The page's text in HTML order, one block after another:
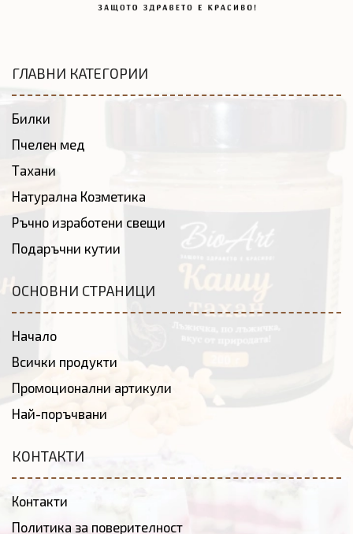
ГЛАВНИ КАТЕГОРИИ
Билки
Пчелен мед
Тахани
Натурална Козметика
Ръчно изработени свещи
Подаръчни кутии
ОСНОВНИ СТРАНИЦИ
Начало
Всички продукти
Промоционални артикули
Най-поръчвани
КОНТАКТИ
Контакти
Политика за поверителност